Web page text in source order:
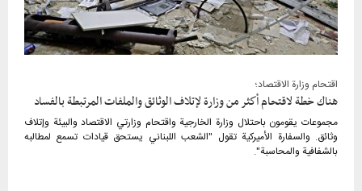
اقتحام وزارة الاقتصاد؛
هناك خطة لاقتحام أكثر من وزارة لإتلاف الوثائق والملفات المرتبطة بالفساد
مجموعات يقومون باحتلال وزارة الخارجية واقتحام وزارتي الاقتصاد والبيئة وإتلاف
وثائق. والسفارة الأميركية تقول "الشعب اللبناني يستحق قيادات تسمع لمطالبه
بالشفافية والمحاسبة".